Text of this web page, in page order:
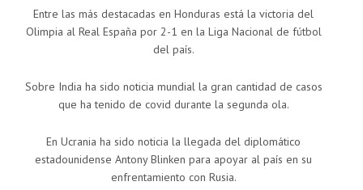
Entre las más destacadas en Honduras está la victoria del
Olimpia al Real España por 2-1 en la Liga Nacional de fútbol
del país.
Sobre India ha sido noticia mundial la gran cantidad de casos
que ha tenido de covid durante la segunda ola.
En Ucrania ha sido noticia la llegada del diplomático
estadounidense Antony Blinken para apoyar al país en su
enfrentamiento con Rusia.